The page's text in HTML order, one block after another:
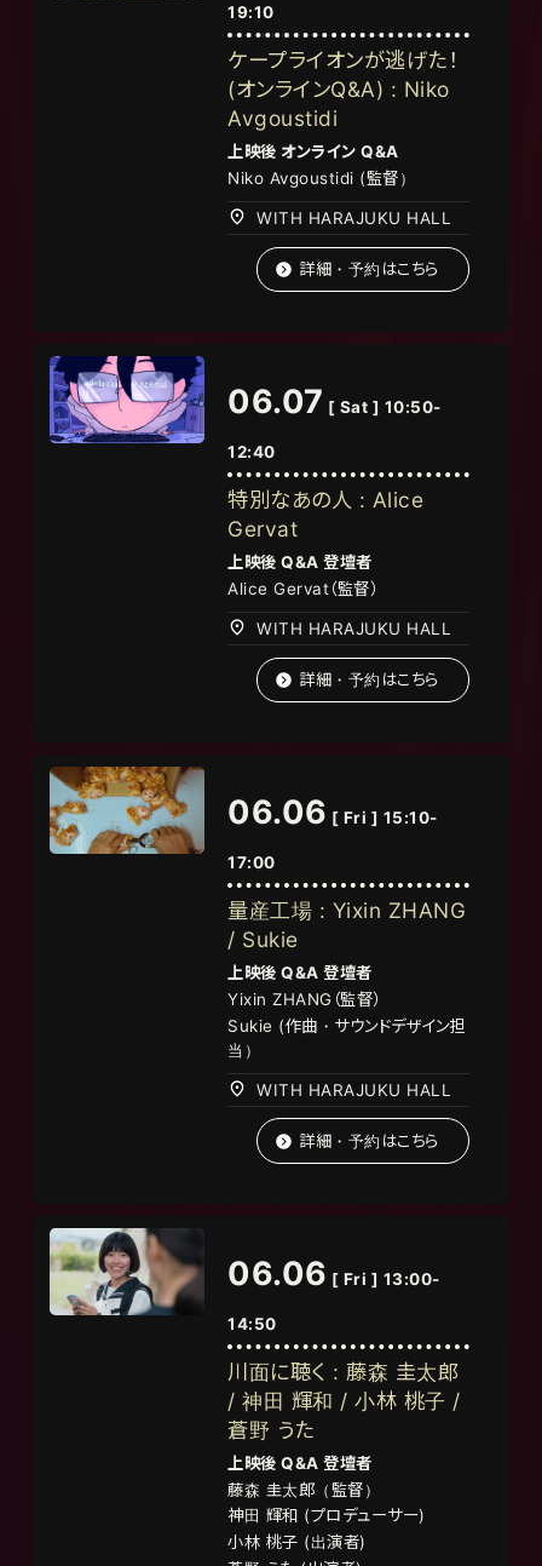
19:10
ケープライオンが逃げた！
(オンラインQ&A) : Niko
Avgoustidi
上映後 オンライン Q&A
Niko Avgoustidi (監督）
WITH HARAJUKU HALL
詳細・予約はこちら
06.07 [ Sat ] 10:50-
12:40
特別なあの人 : Alice
Gervat
上映後 Q&A登壇者
Alice Gervat（監督）
WITH HARAJUKU HALL
詳細・予約はこちら
06.06 [ Fri ] 15:10-
17:00
量産工場 : Yixin ZHANG
/ Sukie
上映後 Q&A登壇者
Yixin ZHANG （監督）
Sukie (作曲・サウンドデザイン担
当）
WITH HARAJUKU HALL
詳細・予約はこちら
06.06 [ Fri ] 13:00-
14:50
川面に聴く : 藤森 圭太郎
/ 神田 輝和 / 小林 桃子 /
蒼野 うた
上映後 Q&A 登壇者
藤森 圭太郎（監督）
神田 輝和 (プロデューサー)
小林 桃子 (出演者)